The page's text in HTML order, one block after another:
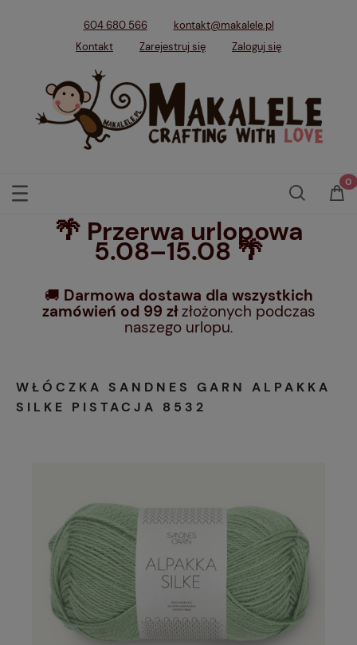
604 680 566
kontakt@makalele.pl
Kontakt
Zarejestruj się Zaloguj się
🌴 Przerwa urlopowa
5.08–15.08 🌴
🚚 Darmowa dostawa dla wszystkich
zamówień od 99 złzłożonych podczas
naszego urlopu.
WŁÓCZKA SANDNES GARN ALPAKKA
SILKE PISTACJA 8532